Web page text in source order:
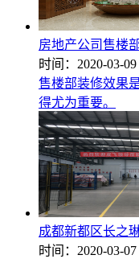
房地产公司售楼
时间：2020-03-09
售楼部装修效果
得尤为重要。
成都新都区长之
时间：2020-03-07